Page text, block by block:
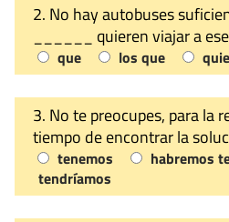
2. No hay autobuses
______ quieren viajar a
que los que
3. No te preocupes, para la
tiempo de encontrar la
tenemos
habremos
tendríamos